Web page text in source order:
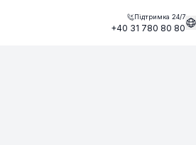
Підтримка 24/7
+40 31 780 80 80